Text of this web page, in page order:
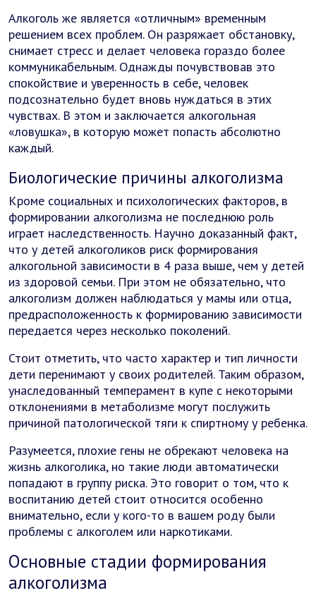
Алкоголь же является «отличным» временным
решением всех проблем. Он разряжает обстановку,
снимает стресс и делает человека гораздо более
коммуникабельным. Однажды почувствовав это
спокойствие и уверенность в себе, человек
подсознательно будет вновь нуждаться в этих
чувствах. В этом и заключается алкогольная
«ловушка», в которую может попасть абсолютно
каждый.
Биологические причины алкоголизма
Кроме социальных и психологических факторов, в
формировании алкоголизма не последнюю роль
играет наследственность. Научно доказанный факт,
что у детей алкоголиков риск формирования
алкогольной зависимости в 4 раза выше, чем у детей
из здоровой семьи. При этом не обязательно, что
алкоголизм должен наблюдаться у мамы или отца,
предрасположенность к формированию зависимости
передается через несколько поколений.
Стоит отметить, что часто характер и тип личности
дети перенимают у своих родителей. Таким образом,
унаследованный темперамент в купе с некоторыми
отклонениями в метаболизме могут послужить
причиной патологической тяги к спиртному у ребенка.
Разумеется, плохие гены не обрекают человека на
жизнь алкоголика, но такие люди автоматически
попадают в группу риска. Это говорит о том, что к
воспитанию детей стоит относится особенно
внимательно, если у кого-то в вашем роду были
проблемы с алкоголем или наркотиками.
Основные стадии формирования
алкоголизма